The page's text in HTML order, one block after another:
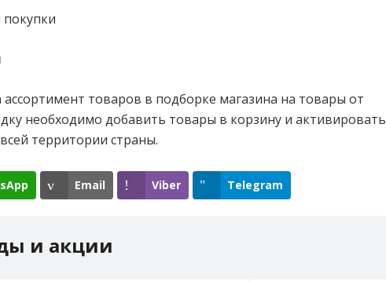
ассортимент товаров в подборке магазина на товары от
необходимо добавить товары в корзину и активировать
территории страны.
Email Viber Telegram
и акции